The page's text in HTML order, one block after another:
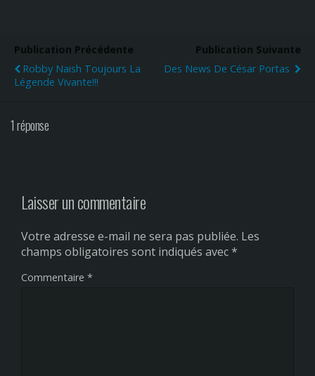
Publication Précédente
Robby Naish Toujours La
Légende Vivante!!!
Publication Suivante
Des News De César Portas
1 réponse
Laisser un commentaire
Votre adresse e-mail ne sera pas publiée. Les
champs obligatoires sont indiqués avec*
Commentaire *